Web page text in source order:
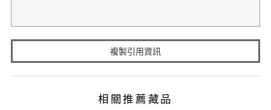
複製引用資訊
相關推薦藏品